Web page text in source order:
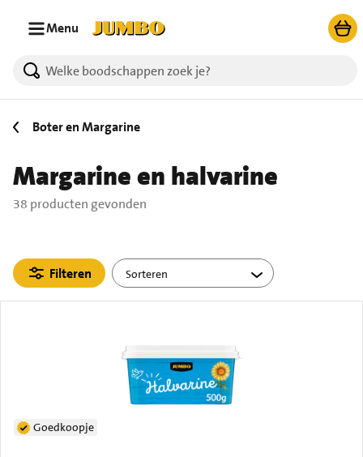
Menu
38 producten gevonden.
Boter en Margarine
Margarine en halvarine
38 producten gevonden
Filteren
Goedkoopje